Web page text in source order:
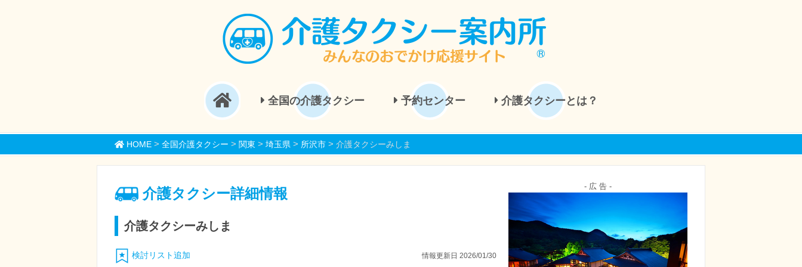
全国の介護タクシー 予約センター 介護タクシーとは？
HOME> 全国介護タクシー > 関東 > 埼玉県 > 所沢市> 介護タクシーみしま
介護タクシー詳細情報
介護タクシーみしま
検討リスト追加 情報更新日 2026/01/30
- 広 告 -